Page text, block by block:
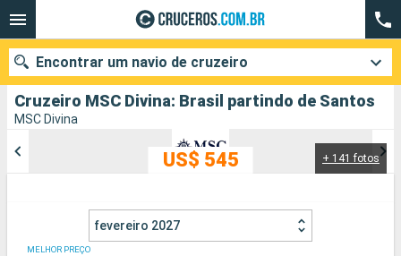
Cruzeiro MSC Divina: Brasil partindo de Santos
MSC Divina
+ 141 fotos
US$ 545
fevereiro 2027
MELHOR PREÇO
Encontrar um navio de cruzeiro
Cidades Companhias